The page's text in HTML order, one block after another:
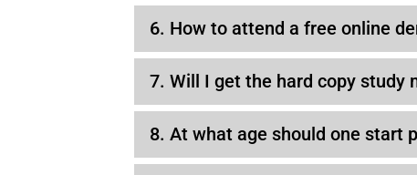
6. How to attend a free online
7. Will I get the hard copy study
8. At what age should one start